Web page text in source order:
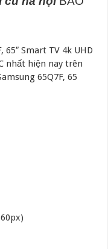
65″ Smart TV 4k UHD
nhất hiện nay trên
65Q7F, 65